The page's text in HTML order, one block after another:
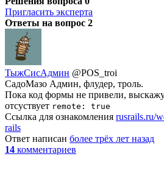
Пригласить эксперта
Ответы на вопрос 2
ТыжСисАдмин @POS_troi
СадоМазо Админ, флудер, троль.
Пока код формы не привели,
отсуствует remote: true
Ссылка для ознакомления rusrails.ru/
rails
Ответ написан более трёх лет назад
14 комментариев